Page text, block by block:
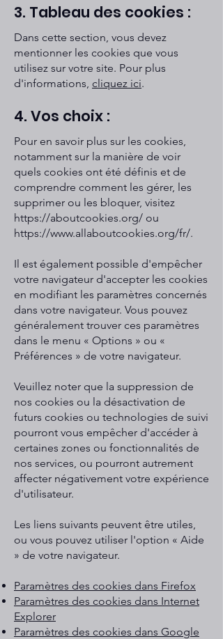
3. Tableau des cookies :
Dans cette section, vous devez
mentionner les cookies que vous
utilisez sur votre site. Pour plus
d'informations, cliquez ici.
4. Vos choix :
Pour en savoir plus sur les cookies,
notamment sur la manière de voir
quels cookies ont été définis et de
comprendre comment les gérer, les
supprimer ou les bloquer, visitez
https://aboutcookies.org/ ou
https://www.allaboutcookies.org/fr/.
Il est également possible d'empêcher
votre navigateur d'accepter les cookies
en modifiant les paramètres concernés
dans votre navigateur. Vous pouvez
généralement trouver ces paramètres
dans le menu « Options » ou «
Préférences » de votre navigateur.
Veuillez noter que la suppression de
nos cookies ou la désactivation de
futurs cookies ou technologies de suivi
pourront vous empêcher d'accéder à
certaines zones ou fonctionnalités de
nos services, ou pourront autrement
affecter négativement votre expérience
d'utilisateur.
Les liens suivants peuvent être utiles,
ou vous pouvez utiliser l'option « Aide
» de votre navigateur.
Paramètres des cookies dans Firefox
Paramètres des cookies dans Internet
Explorer
Paramètres des cookies dans Google